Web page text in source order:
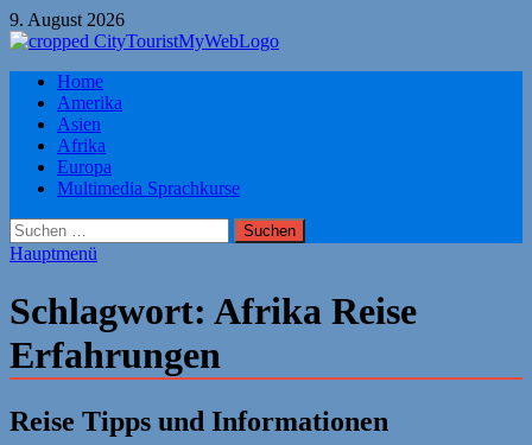
Zum
Inhalt
9. August 2026
Citytourist Reise Tipps
Urlaub, Ferien, Flüge, Freizeit, Reise
Home
Amerika
Asien
Afrika
Europa
Multimedia Sprachkurse
Suchen
nach:
Hauptmenü
Schlagwort: Afrika Reise
Erfahrungen
Reise Tipps und Informationen